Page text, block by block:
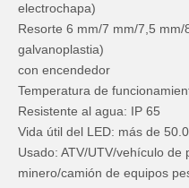
electrochapa)
Resorte 6 mm/7 mm/7,5
galvanoplastia)
con encendedor
Temperatura de
Resistente al agua: IP 65
Vida útil del LED: más de
Usado: ATV/UTV/vehículo
minero/camión de equipos